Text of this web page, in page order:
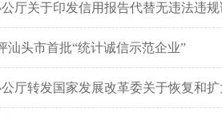
厅关于印发信用报告代替无违法违
汕头市首批“统计诚信示范企业”
厅转发国家发展改革委关于恢复和